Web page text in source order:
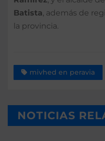
Batista, además de
la provincia.
mivhed en peravia
NOTICIAS